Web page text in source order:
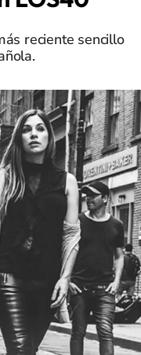
reciente sencillo